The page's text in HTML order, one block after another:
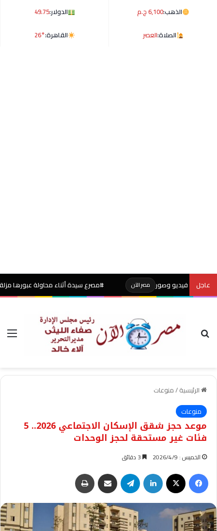
الذهب:6,100 ج.م الدولار:49.75
الصلاة:العصر القاهرة:26°
عاجل
| فيديو وصور مصر الآن #مصرع سيدة أثناء محاولة عبورها مزلقان
بحث عن
الرئيسية/منوعات
منوعات
موعد حجز شقق الإسكان الاجتماعي 2026.. 5
فئات غير مستحقة لحجز الوحدات
الخميس : 2026/4/9
فيسبوك لينكدإن تيلقرام مشاركة عبر البريد